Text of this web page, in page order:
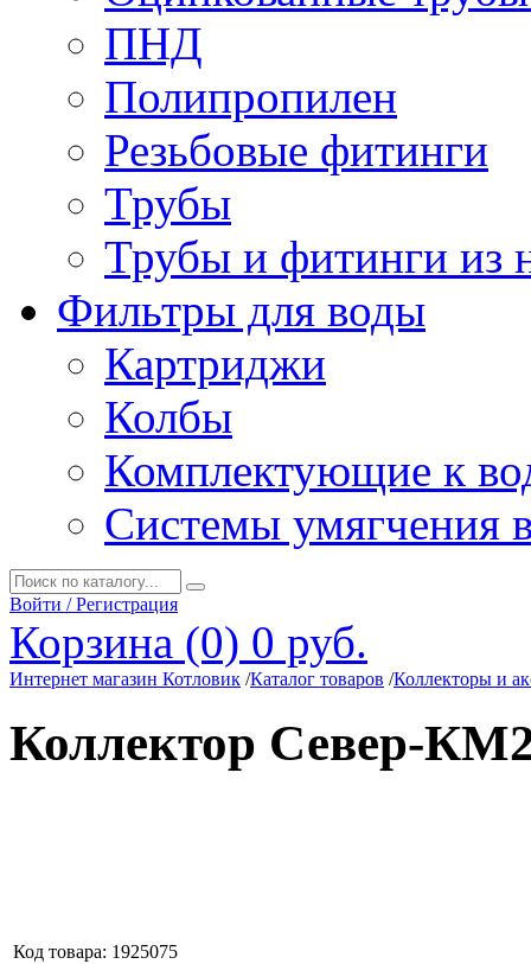
ПНД
Полипропилен
Резьбовые фитинги
Трубы
Трубы и фитинги из
Фильтры для воды
Картриджи
Колбы
Комплектующие к
Системы умягчения
Войти / Регистрация
Корзина (0) 0 руб.
Интернет магазин Котловик /Каталог товаров /Коллекторы и
Коллектор Север-
Код товара: 1925075